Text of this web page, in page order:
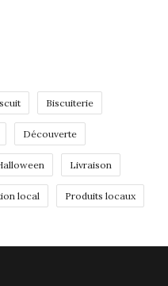
Biscuiterie
Découverte
Livraison
local Produits locaux